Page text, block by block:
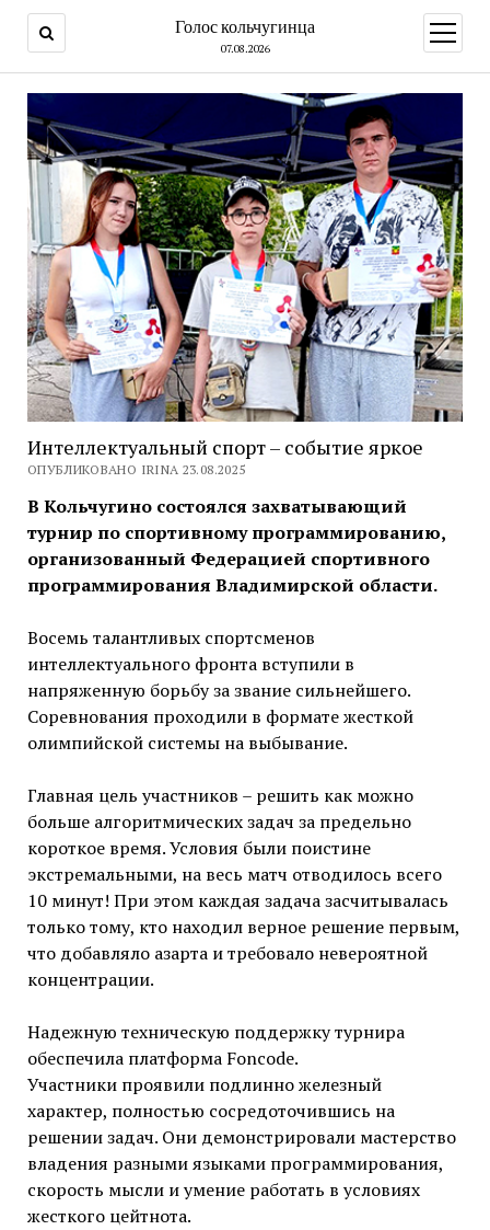
Голос кольчугинца
07.08.2026
меню
Интеллектуальный спорт – событие яркое
ОПУБЛИКОВАНО IRINA 23.08.2025
В Кольчугино состоялся захватывающий
турнир по спортивному программированию,
организованный Федерацией спортивного
программирования Владимирской области.
Восемь талантливых спортсменов
интеллектуального фронта вступили в
напряженную борьбу за звание сильнейшего.
Соревнования проходили в формате жесткой
олимпийской системы на выбывание.
Главная цель участников – решить как можно
больше алгоритмических задач за предельно
короткое время. Условия были поистине
экстремальными, на весь матч отводилось всего
10 минут! При этом каждая задача засчитывалась
только тому, кто находил верное решение первым,
что добавляло азарта и требовало невероятной
концентрации.
Надежную техническую поддержку турнира
обеспечила платформа Foncode.
Участники проявили подлинно железный
характер, полностью сосредоточившись на
решении задач. Они демонстрировали мастерство
владения разными языками программирования,
скорость мысли и умение работать в условиях
жесткого цейтнота.